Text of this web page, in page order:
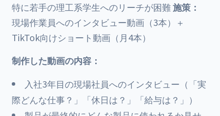
特に若手の理工系学生へのリーチが困難施策：
現場作業員へのインタビュー動画（3本）＋
TikTok向けショート動画（月4本）
制作した動画の内容：
入社3年目の現場社員へのインタビュー（「実
際どんな仕事？」「休日は？」「給与は？」）